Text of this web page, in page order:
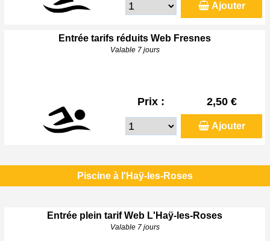
Ajouter
Entrée tarifs réduits Web Fresnes
Valable 7 jours
Prix : 2,50 €
Ajouter
Piscine à l'Haÿ-les-Roses
Entrée plein tarif Web L'Haÿ-les-Roses
Valable 7 jours